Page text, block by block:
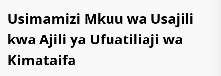
Usimamizi Mkuu wa Usajili
kwa Ajili ya Ufuatiliaji wa
Kimataifa